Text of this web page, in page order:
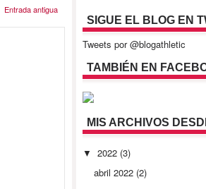
Entrada antigua
SIGUE EL BLOG EN
Tweets por @blogathletic
TAMBIÉN EN
MIS ARCHIVOS
▼ 2022 (3)
abril 2022 (2)